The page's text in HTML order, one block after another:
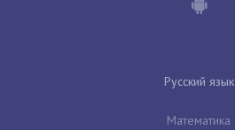
Русский язык
Математика